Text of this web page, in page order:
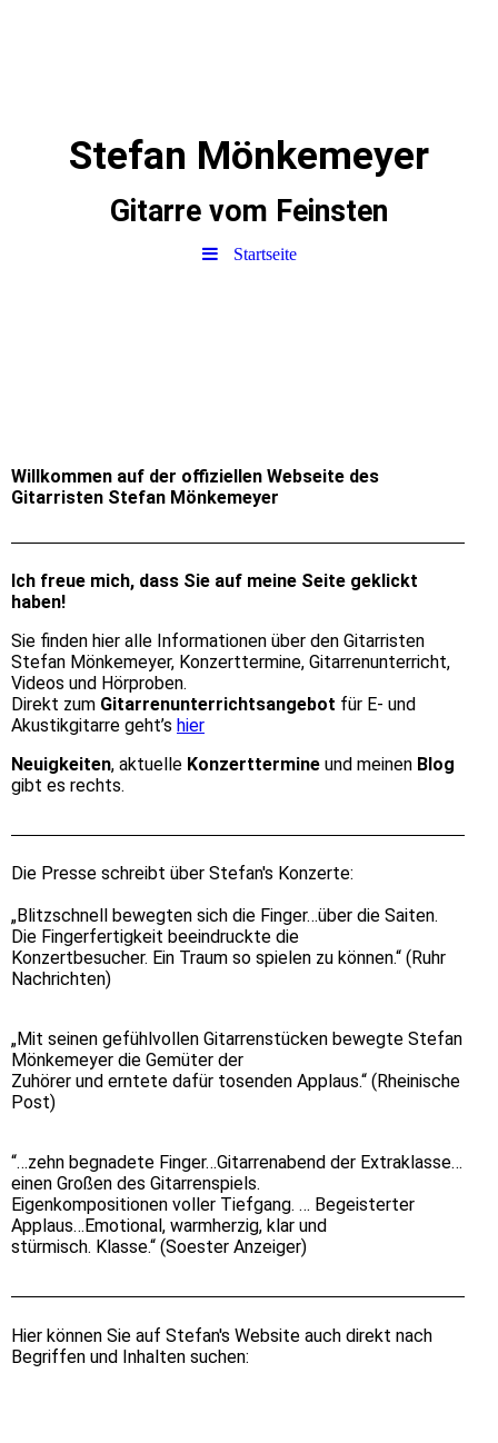
Stefan Mönkemeyer
Gitarre vom Feinsten
Startseite
Willkommen auf der offiziellen Webseite des
Gitarristen Stefan Mönkemeyer
Ich freue mich, dass Sie auf meine Seite geklickt
haben!
Sie finden hier alle Informationen über den Gitarristen
Stefan Mönkemeyer, Konzerttermine, Gitarrenunterricht,
Videos und Hörproben.
Direkt zum Gitarrenunterrichtsangebot für E- und
Akustikgitarre geht’s hier
Neuigkeiten, aktuelle Konzerttermine und meinen Blog
gibt es rechts.
Die Presse schreibt über Stefan's Konzerte:
„Blitzschnell bewegten sich die Finger…über die Saiten.
Die Fingerfertigkeit beeindruckte die
Konzertbesucher. Ein Traum so spielen zu können.“ (Ruhr
Nachrichten)
„Mit seinen gefühlvollen Gitarrenstücken bewegte Stefan
Mönkemeyer die Gemüter der
Zuhörer und erntete dafür tosenden Applaus.“ (Rheinische
Post)
“…zehn begnadete Finger…Gitarrenabend der Extraklasse…
einen Großen des Gitarrenspiels.
Eigenkompositionen voller Tiefgang. … Begeisterter
Applaus…Emotional, warmherzig, klar und
stürmisch. Klasse.“ (Soester Anzeiger)
Hier können Sie auf Stefan's Website auch direkt nach
Begriffen und Inhalten suchen: